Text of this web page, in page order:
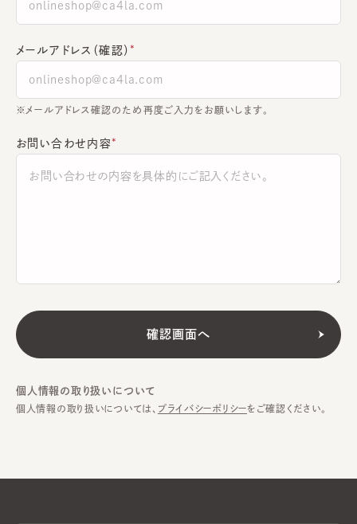
メールアドレス（確認）
※メールアドレス確認のため再度ご入力をお願いします。
お問い合わせ内容
個人情報の取り扱いについて
個人情報の取り扱いについては、 プライバシーポリシーをご確認ください。